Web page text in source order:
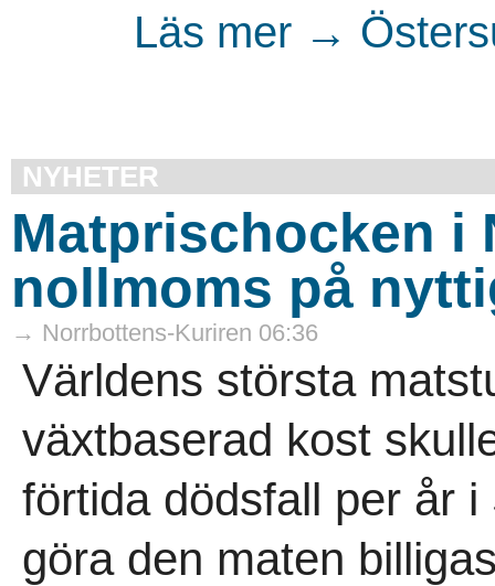
Läs mer →
NYHETER
Matprischocken i
nollmoms på
→ Norrbottens-Kuriren 06:36
Världens största
växtbaserad kost
förtida dödsfall per år
göra den maten